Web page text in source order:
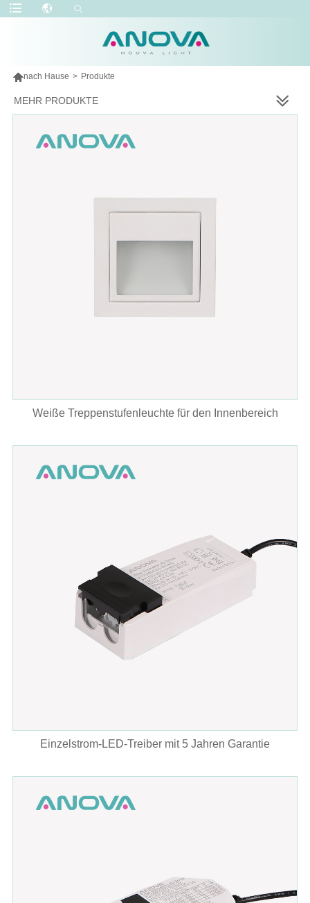
nach Hause > Produkte
MEHR PRODUKTE
Weiße Treppenstufenleuchte für den Innenbereich
Einzelstrom-LED-Treiber mit 5 Jahren Garantie